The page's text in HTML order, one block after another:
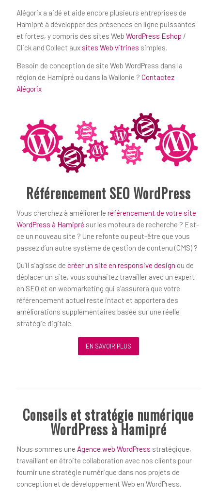
Alégorix a aidé et aide encore plusieurs entreprises de
Hamipré à développer des présences en ligne puissantes
et fortes, y compris des sites Web WordPress Eshop /
Click and Collect aux sites Web vitrines simples.
Besoin de conception de site Web WordPress dans la
région de Hamipré ou dans la Wallonie ? Contactez
Alégorix
Référencement SEO WordPress
Vous cherchez à améliorer le référencement de votre site
WordPress à Hamipré sur les moteurs de recherche ? Est-
ce un nouveau site ? Une refonte ou peut-être que vous
passez d’un autre système de gestion de contenu (CMS) ?
Qu’il s’agisse de créer un site en responsive design ou de
déplacer un site, vous souhaitez travailler avec un expert
en SEO et en webmarketing qui s’assurera que votre
référencement actuel reste intact et apportera des
améliorations supplémentaires basée sur une réelle
stratégie digitale.
EN SAVOIR PLUS
Conseils et stratégie numérique
WordPress à Hamipré
Nous sommes une Agence web WordPress stratégique,
travaillant en étroite collaboration avec nos clients pour
fournir une stratégie numérique dans nos projets de
conception et de développement Web en WordPress.